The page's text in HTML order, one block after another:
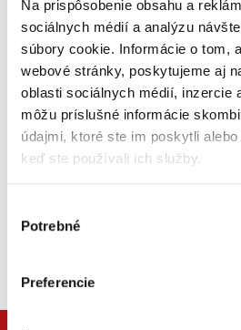
Na prispôsobenie obsahu a
sociálnych médií a analýzu
súbory cookie. Informácie o tom,
webové stránky, poskytujeme aj
oblasti sociálnych médií, inzercie
môžu príslušné informácie
údajmi, ktoré ste im poskytli
keď ste používali ich služby.
súhlasu
Potrebné
Preferencie
Tradičné
Pôsobíme na trhu
rokov.
Semináre a
Vzdelávajte sa s nami.
Vzdelávajte sa